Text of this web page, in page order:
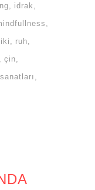
idrak
ruh
çin